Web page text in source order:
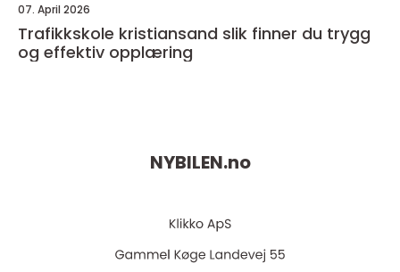
07. April 2026
Trafikkskole kristiansand slik finner du trygg
og effektiv opplæring
NYBILEN.no